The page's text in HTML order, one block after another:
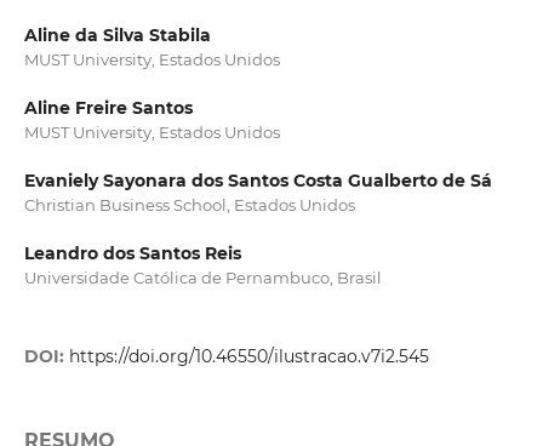
Aline da Silva Stabila
MUST University, Estados Unidos
Aline Freire Santos
MUST University, Estados Unidos
Evaniely Sayonara dos Santos Costa Gualberto de Sá
Christian Business School, Estados Unidos
Leandro dos Santos Reis
Universidade Católica de Pernambuco, Brasil
DOI: https://doi.org/10.46550/ilustracao.v7i2.545
RESUMO